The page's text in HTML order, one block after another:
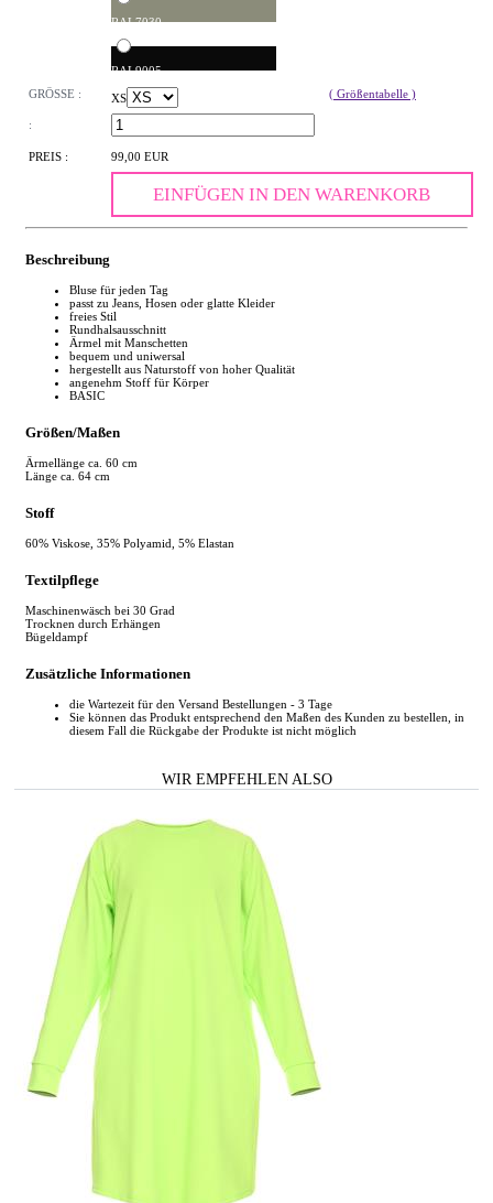
RAL7030
RAL9005
GRÖSSE : XS ( Größentabelle )
:
PREIS : 99,00 EUR
EINFÜGEN IN DEN WARENKORB
Beschreibung
Bluse für jeden Tag
passt zu Jeans, Hosen oder glatte Kleider
freies Stil
Rundhalsausschnitt
Ärmel mit Manschetten
bequem und uniwersal
hergestellt aus Naturstoff von hoher Qualität
angenehm Stoff für Körper
BASIC
Größen/Maßen
Ärmellänge ca. 60 cm
Länge ca. 64 cm
Stoff
60% Viskose, 35% Polyamid, 5% Elastan
Textilpflege
Maschinenwäsch bei 30 Grad
Trocknen durch Erhängen
Bügeldampf
Zusätzliche Informationen
die Wartezeit für den Versand Bestellungen - 3 Tage
Sie können das Produkt entsprechend den Maßen des Kunden zu bestellen, in
diesem Fall die Rückgabe der Produkte ist nicht möglich
WIR EMPFEHLEN ALSO